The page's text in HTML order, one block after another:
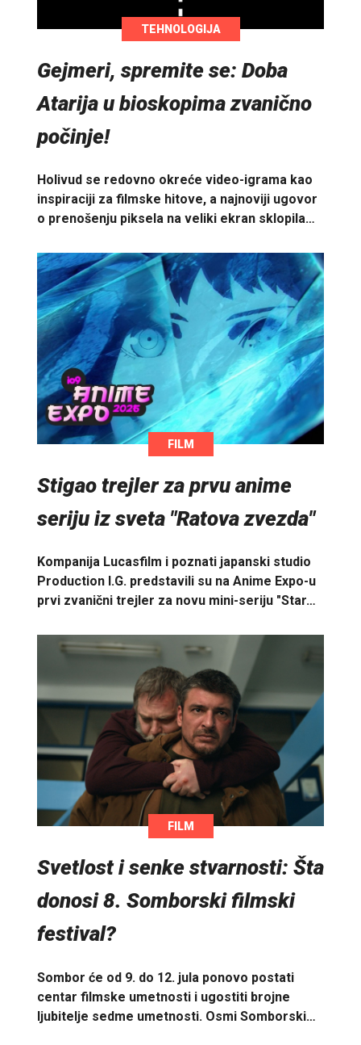
TEHNOLOGIJA
Gejmeri, spremite se: Doba
Atarija u bioskopima zvanično
počinje!
Holivud se redovno okreće video-igrama kao
inspiraciji za filmske hitove, a najnoviji ugovor
o prenošenju piksela na veliki ekran sklopila…
FILM
Stigao trejler za prvu anime
seriju iz sveta "Ratova zvezda"
Kompanija Lucasfilm i poznati japanski studio
Production I.G. predstavili su na Anime Expo-u
prvi zvanični trejler za novu mini-seriju "Star…
FILM
Svetlost i senke stvarnosti: Šta
donosi 8. Somborski filmski
festival?
Sombor će od 9. do 12. jula ponovo postati
centar filmske umetnosti i ugostiti brojne
ljubitelje sedme umetnosti. Osmi Somborski…